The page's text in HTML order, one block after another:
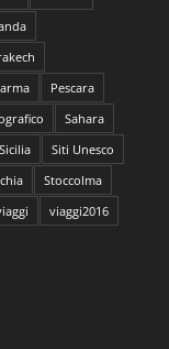
Pescara
Sahara
Sicilia
Siti Unesco
Stoccolma
viaggi2016